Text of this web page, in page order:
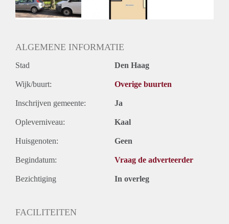
Huurtermijn
Onbepaalde termijn
ALGEMENE INFORMATIE
Stad Den Haag
Wijk/buurt: Overige buurten
Inschrijven gemeente: Ja
Opleverniveau: Kaal
Huisgenoten: Geen
Begindatum: Vraag de adverteerder
Bezichtiging In overleg
FACILITEITEN